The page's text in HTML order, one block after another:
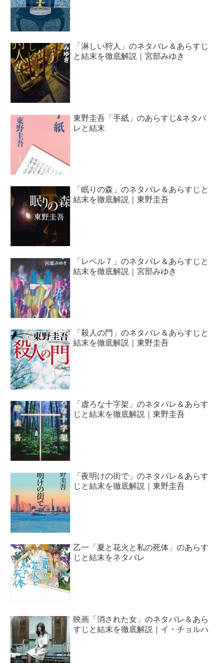
「淋しい狩人」のネタバレ＆あらすじ
と結末を徹底解説｜宮部みゆき
東野圭吾「手紙」のあらすじ&ネタバ
レと結末
「眠りの森」のネタバレ＆あらすじと
結末を徹底解説｜東野圭吾
「レベル７」のネタバレ＆あらすじと
結末を徹底解説｜宮部みゆき
「殺人の門」のネタバレ＆あらすじと
結末を徹底解説｜東野圭吾
「虚ろな十字架」のネタバレ＆あらす
じと結末を徹底解説｜東野圭吾
「夜明けの街で」のネタバレ＆あらす
じと結末を徹底解説｜東野圭吾
乙一「夏と花火と私の死体」のあらす
じと結末をネタバレ
映画「消された女」のネタバレ＆あら
すじと結末を徹底解説｜イ・チョルハ